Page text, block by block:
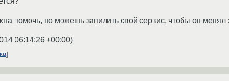
помочь, но можешь запилить свой сервис, чтобы он менял
06:14:26 +00:00)